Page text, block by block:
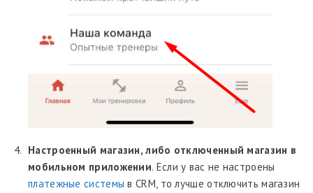
Настроенный магазин, либо отключенный магазин в
мобильном приложении. Если у вас не настроены
платежные системы в CRM, то лучше отключить магазин